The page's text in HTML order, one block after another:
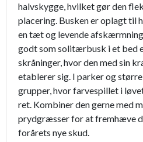
halvskygge, hvilket gør den
placering. Busken er oplagt til
en tæt og levende
godt som solitærbusk i et bed
skråninger, hvor den med sin
etablerer sig. I parker og
grupper, hvor farvespillet i
ret. Kombiner den gerne med
prydgræsser for at fremhæve
forårets nye skud.